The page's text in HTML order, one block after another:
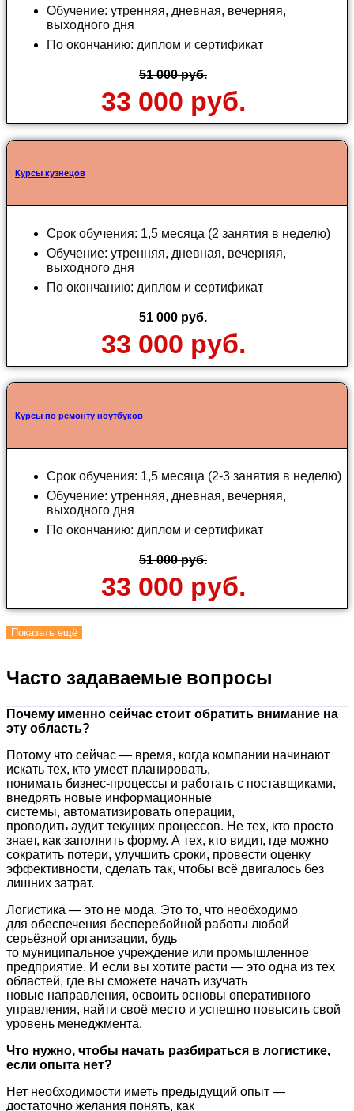
Обучение: утренняя, дневная, вечерняя,
выходного дня
По окончанию: диплом и сертификат
51 000 руб.
33 000 руб.
Курсы кузнецов
Срок обучения: 1,5 месяца (2 занятия в неделю)
Обучение: утренняя, дневная, вечерняя,
выходного дня
По окончанию: диплом и сертификат
51 000 руб.
33 000 руб.
Курсы по ремонту ноутбуков
Срок обучения: 1,5 месяца (2-3 занятия в неделю)
Обучение: утренняя, дневная, вечерняя,
выходного дня
По окончанию: диплом и сертификат
51 000 руб.
33 000 руб.
Показать ещё
Часто задаваемые вопросы
Почему именно сейчас стоит обратить внимание на
эту область?
Потому что сейчас — время, когда компании начинают
искать тех, кто умеет планировать,
понимать бизнес‑процессы и работать с поставщиками,
внедрять новые информационные
системы, автоматизировать операции,
проводить аудит текущих процессов. Не тех, кто просто
знает, как заполнить форму. А тех, кто видит, где можно
сократить потери, улучшить сроки, провести оценку
эффективности, сделать так, чтобы всё двигалось без
лишних затрат.
Логистика — это не мода. Это то, что необходимо
для обеспечения бесперебойной работы любой
серьёзной организации, будь
то муниципальное учреждение или промышленное
предприятие. И если вы хотите расти — это одна из тех
областей, где вы сможете начать изучать
новые направления, освоить основы оперативного
управления, найти своё место и успешно повысить свой
уровень менеджмента.
Что нужно, чтобы начать разбираться в логистике,
если опыта нет?
Нет необходимости иметь предыдущий опыт —
достаточно желания понять, как